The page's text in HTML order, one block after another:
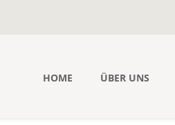
HOME ÜBER UNS